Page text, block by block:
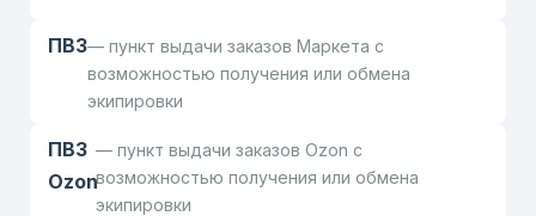
ПВЗ— пункт выдачи заказов Маркета с
возможностью получения или обмена
экипировки
ПВЗ
Ozon
— пункт выдачи заказов Ozon с
возможностью получения или обмена
экипировки